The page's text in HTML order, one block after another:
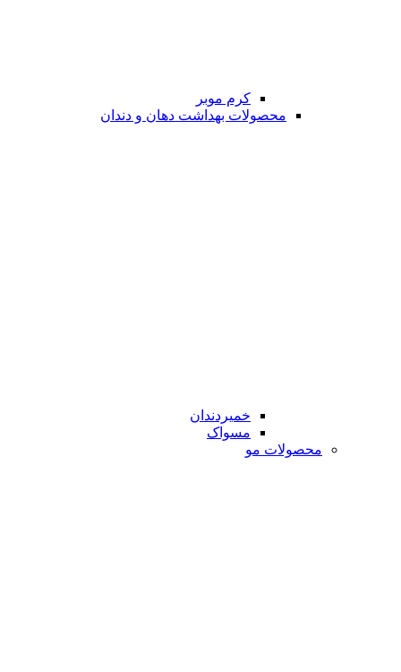
کرم موبر
محصولات بهداشت دهان و دندان
خمیردندان
مسواک
محصولات مو